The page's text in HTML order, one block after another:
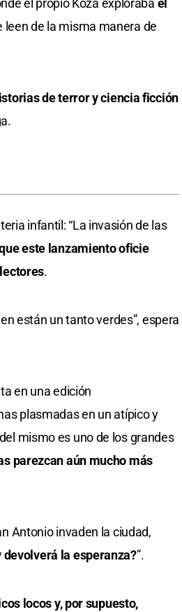
el propio Koza exploraba el
leen de la misma manera de
de terror y ciencia ficción
infantil: “La invasión de las
este lanzamiento oficie
.
están un tanto verdes”, espera
en una edición
plasmadas en un atípico y
mismo es uno de los grandes
parezcan aún mucho más
Antonio invaden la ciudad,
devolverá la esperanza?”.
locos y, por supuesto,